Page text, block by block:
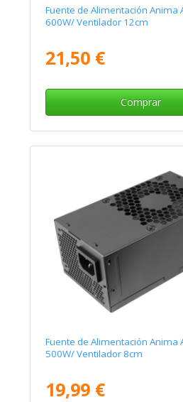
Fuente de Alimentación Anima
600W/ Ventilador 12cm
21,50 €
Comprar
Fuente de Alimentación Anima
500W/ Ventilador 8cm
19,99 €